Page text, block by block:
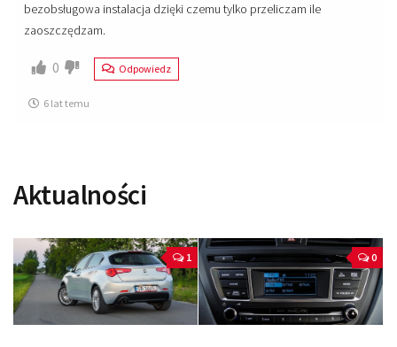
bezobsługowa instalacja dzięki czemu tylko przeliczam ile
zaoszczędzam.
0 Odpowiedz
6 lat temu
Aktualności
1 0